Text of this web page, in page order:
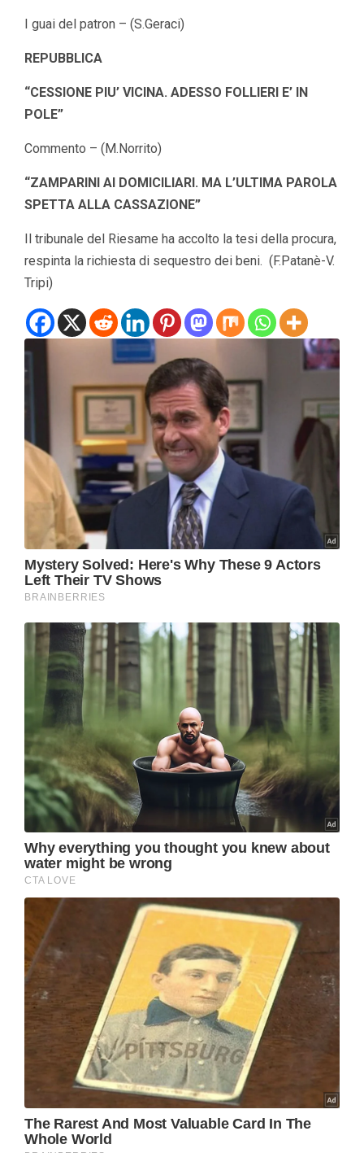
I guai del patron – (S.Geraci)
REPUBBLICA
“CESSIONE PIU’ VICINA. ADESSO FOLLIERI E’ IN
POLE”
Commento – (M.Norrito)
“ZAMPARINI AI DOMICILIARI. MA L’ULTIMA PAROLA
SPETTA ALLA CASSAZIONE”
Il tribunale del Riesame ha accolto la tesi della procura,
respinta la richiesta di sequestro dei beni. (F.Patanè-V.
Tripi)